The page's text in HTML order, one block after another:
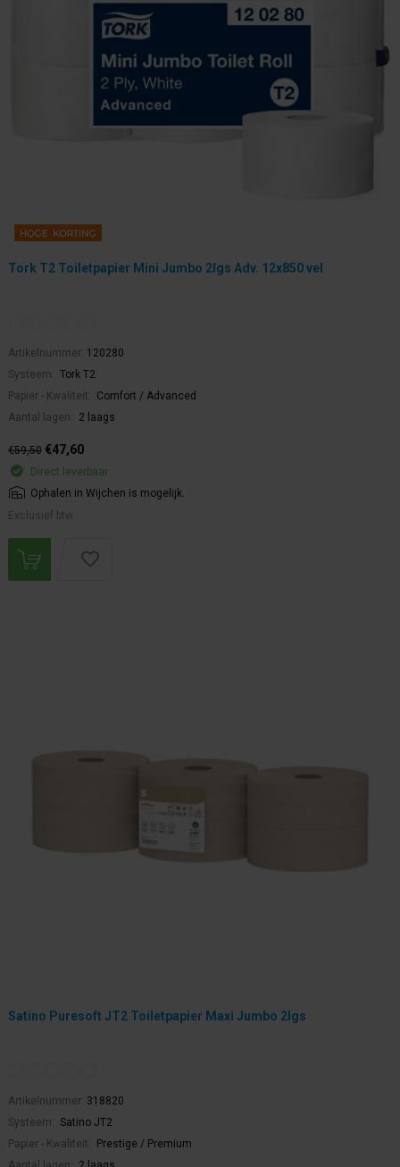
Tork T2 Toiletpapier Mini Jumbo 2lgs Adv. 12x850 vel
Artikelnummer: 120280
Systeem:
Tork T2
Papier - Kwaliteit:
Comfort / Advanced
Aantal lagen:
2 laags
€59,50 €47,60
Direct leverbaar
Ophalen in Wijchen is mogelijk.
Exclusief btw.
Satino Puresoft JT2 Toiletpapier Maxi Jumbo 2lgs
Artikelnummer: 318820
Systeem:
Satino JT2
Papier - Kwaliteit:
Prestige / Premium